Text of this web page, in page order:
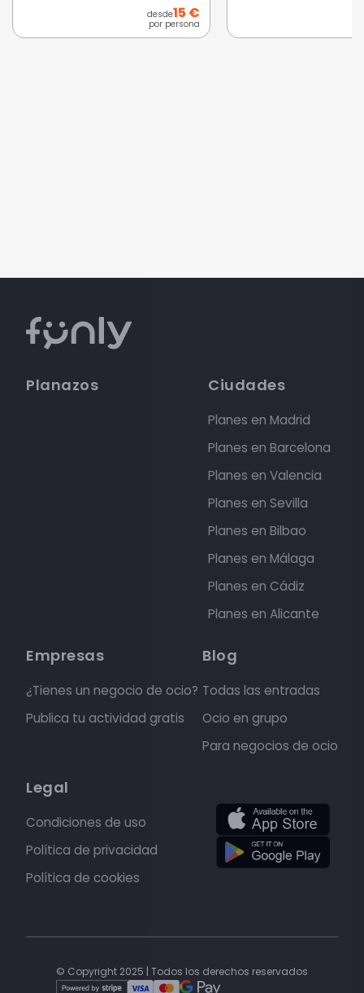
desde15 €
por persona
Planazos Ciudades
Planes en Madrid
Planes en Barcelona
Planes en Valencia
Planes en Sevilla
Planes en Bilbao
Planes en Málaga
Planes en Cádiz
Planes en Alicante
Empresas
¿Tienes un negocio de ocio?
Publica tu actividad gratis
Blog
Todas las entradas
Ocio en grupo
Para negocios de ocio
Legal
Condiciones de uso
Política de privacidad
Política de cookies
© Copyright 2025 | Todos los derechos reservados